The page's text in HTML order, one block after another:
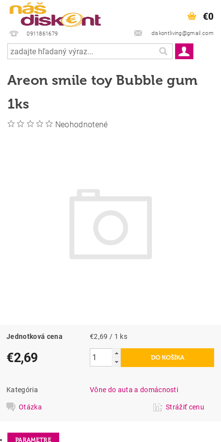
0911861679 diskontliving@gmail.com
€0
Areon smile toy Bubble gum
1ks
Neohodnotené
Jednotková cena €2,69 / 1 ks
€2,69
Kategória Vône do auta a domácnosti
Otázka Strážiť cenu
PARAMETRE